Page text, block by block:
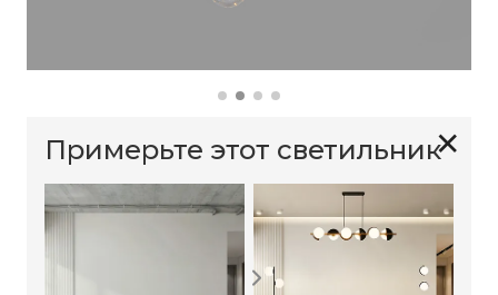
✕
Примерьте этот светильник